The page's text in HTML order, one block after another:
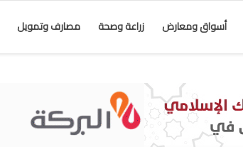
أسواق ومعارض زراعة وصحة مصارف وتمويل